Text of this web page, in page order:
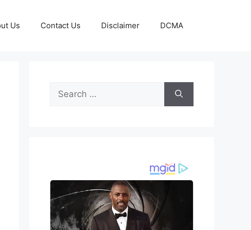
Us Contact Us Disclaimer DCMA
Search
for: